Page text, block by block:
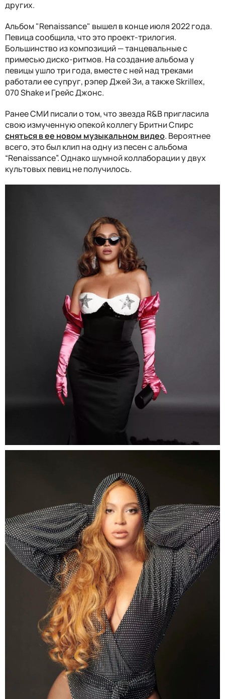
других.
Альбом "Renaissance" вышел в конце июля 2022 года.
Певица сообщила, что это проект-трилогия.
Большинство из композиций — танцевальные с
примесью диско-ритмов. На создание альбома у
певицы ушло три года, вместе с ней над треками
работали ее супруг, рэпер Джей Зи, а также Skrillex,
070 Shake и Грейс Джонс.
Ранее СМИ писали о том, что звезда R&B пригласила
свою измученную опекой коллегу Бритни Спирс
сняться в ее новом музыкальном видео. Вероятнее
всего, это был клип на одну из песен с альбома
“Renaissance”. Однако шумной коллаборации у двух
культовых певиц не получилось.